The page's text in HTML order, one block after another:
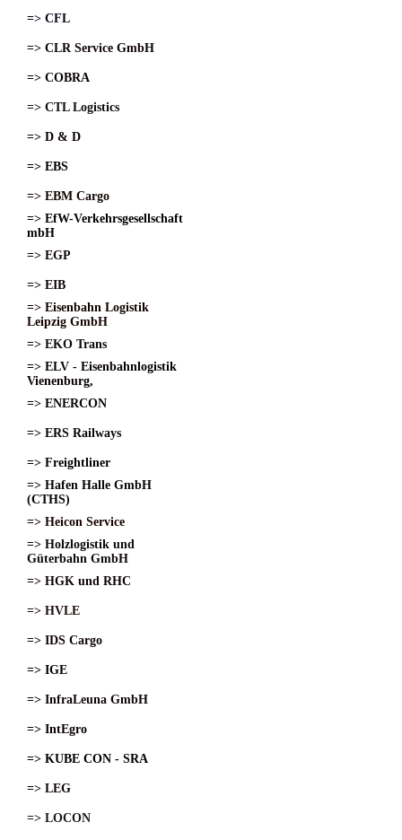
=> CFL
=> CLR Service GmbH
=> COBRA
=> CTL Logistics
=> D & D
=> EBS
=> EBM Cargo
=> EfW-Verkehrsgesellschaft
mbH
=> EGP
=> EIB
=> Eisenbahn Logistik
Leipzig GmbH
=> EKO Trans
=> ELV - Eisenbahnlogistik
Vienenburg,
=> ENERCON
=> ERS Railways
=> Freightliner
=> Hafen Halle GmbH
(CTHS)
=> Heicon Service
=> Holzlogistik und
Güterbahn GmbH
=> HGK und RHC
=> HVLE
=> IDS Cargo
=> IGE
=> InfraLeuna GmbH
=> IntEgro
=> KUBE CON - SRA
=> LEG
=> LOCON